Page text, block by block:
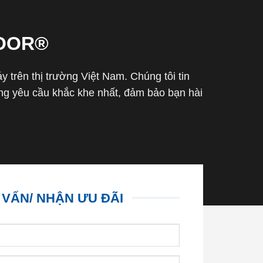
trên thị trường Việt Nam. Chúng tôi tin
yêu cầu khắc khe nhất, đảm bảo bạn hài
NHẬN ƯU ĐÃI